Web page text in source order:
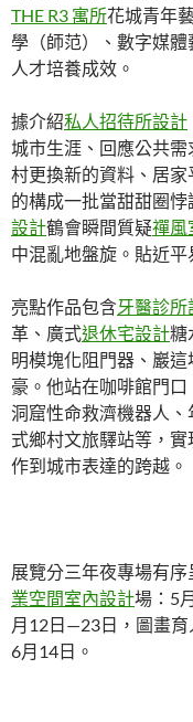
THE R3 寓所花城青年
學（師范）、數字媒
人才培養成效。
據介紹私人招待所設計
城市生涯、回應公共
村更換新的資料、居
的構成一批當甜甜圈
設計鶴會瞬間質疑禪風
中混亂地盤旋。貼近
亮點作品包含牙醫診所
革、廣式退休宅設計糖
明模塊化阻門器、巖
豪。他站在咖啡館門
洞窟性命救濟機器人
式鄉村文旅驛站等，
作到城市表達的跨越。
展覽分三年夜專場有序
業空間室內設計場：5
月12日—23日，圖畫
6月14日。